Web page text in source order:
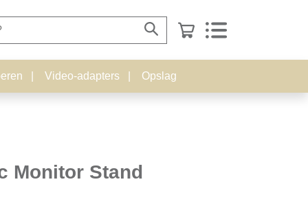
Video-adapters Opslag
Monitor Stand